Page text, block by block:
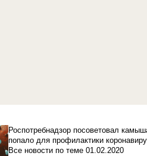
Роспотребнадзор посоветовал
попало для профилактики
Все новости по теме 01.02.2020